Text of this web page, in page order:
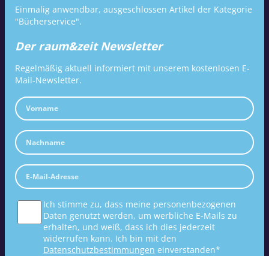
Einmalig anwendbar, ausgeschlossen Artikel der Kategorie
"Bücherservice".
Der raum&zeit Newsletter
Regelmäßig aktuell informiert mit unserem kostenlosen E-
Mail-Newsletter.
Ich stimme zu, dass meine personenbezogenen
Daten genutzt werden, um werbliche E-Mails zu
erhalten, und weiß, dass ich dies jederzeit
widerrufen kann. Ich bin mit den
Datenschutzbestimmungen einverstanden*